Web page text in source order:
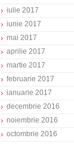
iulie 2017
iunie 2017
mai 2017
aprilie 2017
martie 2017
februarie 2017
ianuarie 2017
decembrie 2016
noiembrie 2016
octombrie 2016